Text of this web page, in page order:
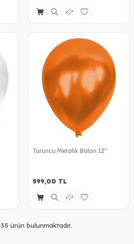
Turuncu Metalik Balon 12"
599,00 TL
35 ürün bulunmaktadır.